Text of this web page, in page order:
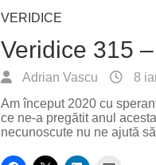
VERIDICE
Veridice 315
Adrian Vascu 8
Am început 2020 cu
ce ne-a pregătit anul
necunoscute nu ne ajută